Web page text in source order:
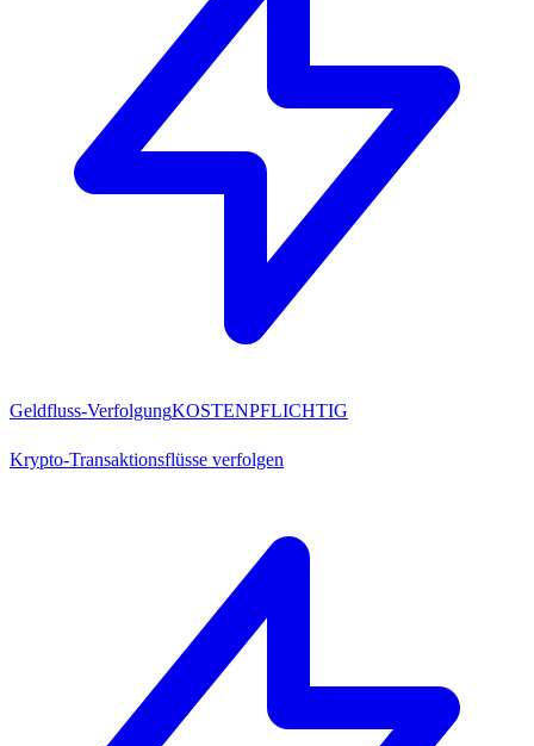
Geldfluss-VerfolgungKOSTENPFLICHTIG
Krypto-Transaktionsflüsse verfolgen